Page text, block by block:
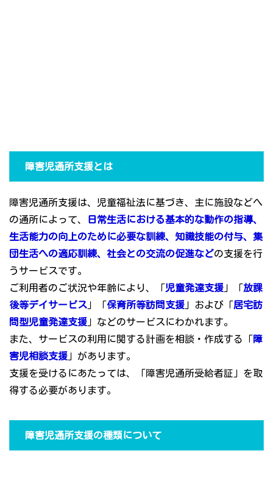
障害児通所支援とは
障害児通所支援は、児童福祉法に基づき、主に施設などへ
の通所によって、
日常生活における基本的な動作の指導、
生活能力の向上のために必要な訓練、知識技能の付与、集
団生活への適応訓練、社会との交流の促進などの支援を行
うサービスです。
ご利用者のご状況や年齢により、「児童発達支援 」「放課
後等デイサービス 」「保育所等訪問支援 」および「居宅訪
問型児童発達支援 」などのサービスにわかれます。
また、サービスの利用に関する計画を相談・作成する「障
害児相談支援 」があります。
支援を受けるにあたっては、「障害児通所受給者証」を取
得する必要があります。
障害児通所支援の種類について